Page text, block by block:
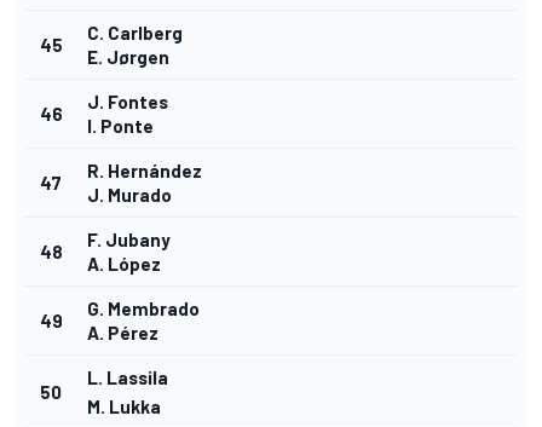
45
C. Carlberg
E. Jørgen
46
J. Fontes
I. Ponte
47
R. Hernández
J. Murado
48
F. Jubany
A. López
49
G. Membrado
A. Pérez
50
L. Lassila
M. Lukka